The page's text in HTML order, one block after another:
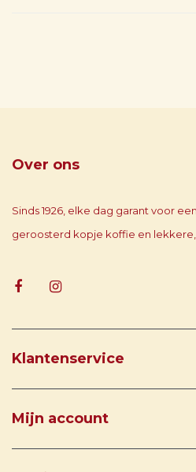
Over ons
Sinds 1926, elke dag garant voor
geroosterd kopje koffie en
Klantenservice
Mijn account